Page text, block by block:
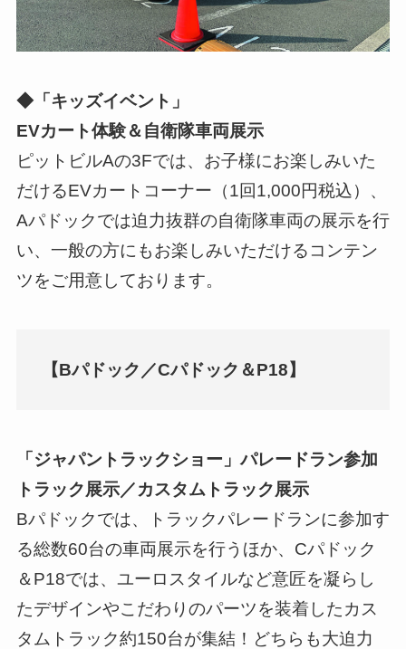
◆「キッズイベント」
EVカート体験＆自衛隊車両展示
ピットビルAの3Fでは、お子様にお楽しみいた
だけるEVカートコーナー（1回1,000円税込）、
Aパドックでは迫力抜群の自衛隊車両の展示を行
い、一般の方にもお楽しみいただけるコンテン
ツをご用意しております。
【Bパドック／Cパドック＆P18】
「ジャパントラックショー」パレードラン参加
トラック展示／カスタムトラック展示
Bパドックでは、トラックパレードランに参加す
る総数60台の車両展示を行うほか、Cパドック
＆P18では、ユーロスタイルなど意匠を凝らし
たデザインやこだわりのパーツを装着したカス
タムトラック約150台が集結！どちらも大迫力